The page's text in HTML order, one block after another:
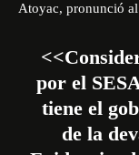
Atoyac, pronunció al
por el
tiene el
de la